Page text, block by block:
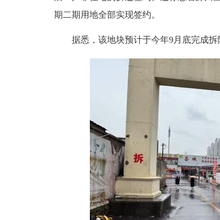
期二期用地全部实现签约。
据悉，该地块预计于今年9月底完成拆